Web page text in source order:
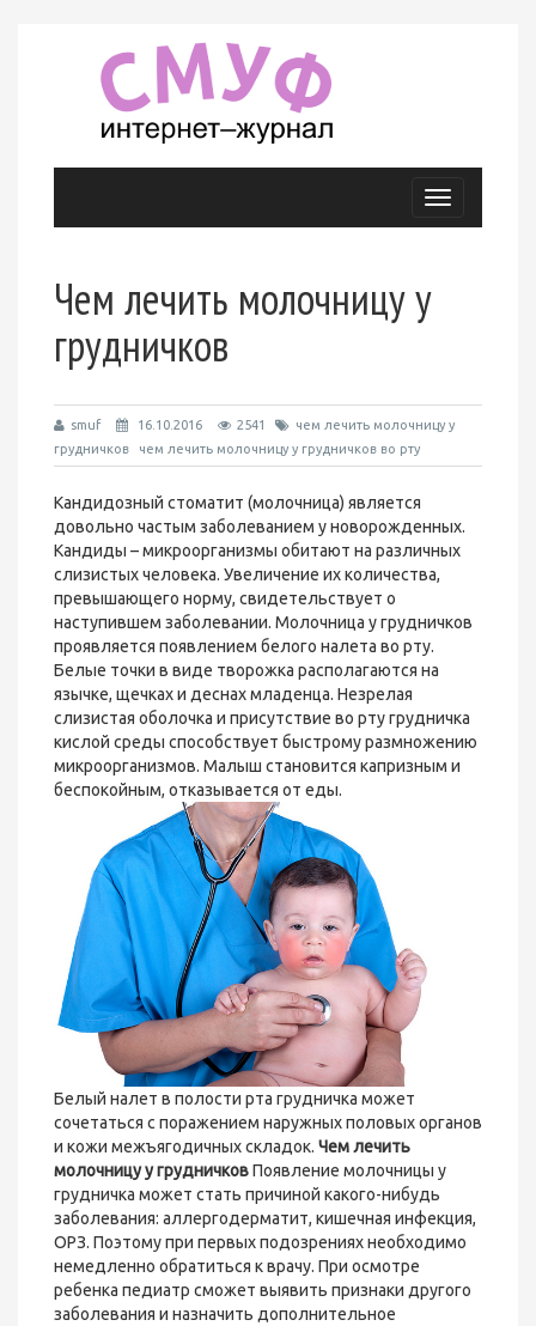
Меню
Чем лечить молочницу у
грудничков
smuf 16.10.2016 2541
чем лечить молочницу у
грудничков
чем лечить молочницу у грудничков во рту
Кандидозный стоматит (молочница) является
довольно частым заболеванием у новорожденных.
Кандиды – микроорганизмы обитают на различных
слизистых человека. Увеличение их количества,
превышающего норму, свидетельствует о
наступившем заболевании. Молочница у грудничков
проявляется появлением белого налета во рту.
Белые точки в виде творожка располагаются на
язычке, щечках и деснах младенца. Незрелая
слизистая оболочка и присутствие во рту грудничка
кислой среды способствует быстрому размножению
микроорганизмов. Малыш становится капризным и
беспокойным, отказывается от еды.
Белый налет в полости рта грудничка может
сочетаться с поражением наружных половых органов
и кожи межъягодичных складок. Чем лечить
молочницу у грудничковПоявление молочницы у
грудничка может стать причиной какого-нибудь
заболевания: аллергодерматит, кишечная инфекция,
ОРЗ. Поэтому при первых подозрениях необходимо
немедленно обратиться к врачу. При осмотре
ребенка педиатр сможет выявить признаки другого
заболевания и назначить дополнительное